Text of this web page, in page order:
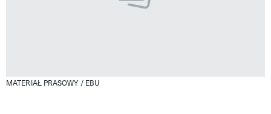
MATERIAŁ PRASOWY / EBU